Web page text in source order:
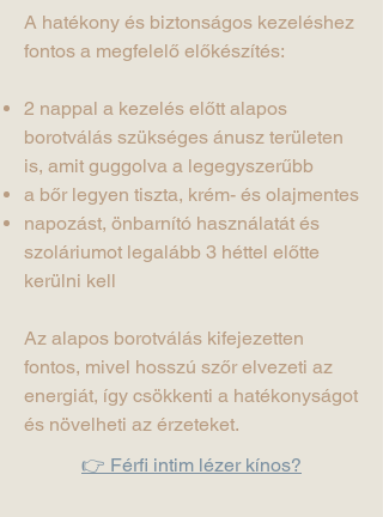
A hatékony és biztonságos kezeléshez
fontos a megfelelő előkészítés:
2 nappal a kezelés előtt alapos
borotválás szükséges ánusz területen
is, amit guggolva a legegyszerűbb
a bőr legyen tiszta, krém- és olajmentes
napozást, önbarnító használatát és
szoláriumot legalább 3 héttel előtte
kerülni kell
Az alapos borotválás kifejezetten
fontos, mivel hosszú szőr elvezeti az
energiát, így csökkenti a hatékonyságot
és növelheti az érzeteket.
👉 Férfi intim lézer kínos?